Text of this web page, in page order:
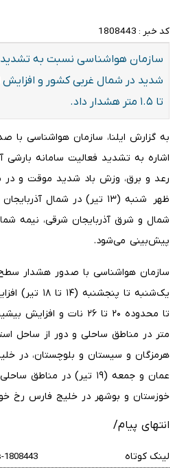
کد خبر : 1808443
سازمان هواشناسی نسبت به تشدید
شدید در شمال غربی کشور و افزایش
تا ۱.۵ متر هشدار داد.
به گزارش ایلنا، سازمان هواشناسی با
اشاره به تشدید فعالیت سامانه بارشی
رعد و برق، وزش باد شدید موقت و در
شمال و شرق آذربایجان شرقی، نیمه
پیش‌بینی می‌شود.
سازمان هواشناسی با صدور هشدار سطح
یک‌شنبه تا
متر در مناطق ساحلی و دور از ساحل
هرمزگان و سیستان و بلوچستان، در
عمان و جمعه (۱۹ تیر) در
خوزستان و بوشهر در خلیج فارس رخ
انتهای پیام/
لینک کوتاه